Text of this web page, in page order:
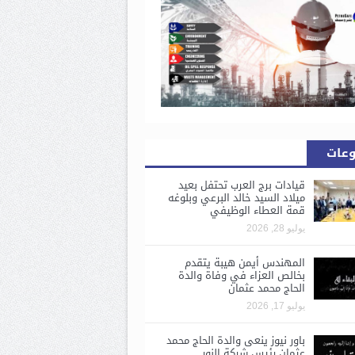
قيادات برج العرب تحتفل بعيد
ميلاد السيد خالد البرعي وبلوغه
قمة العطاء الوظيفي
يوليو 28, 2026
المهندس أيمن هيبة يتقدم
بخالص العزاء في وفاة والدة
الحاج محمد عثمان
يوليو 17, 2026
باور نيوز ينعى والدة الحاج محمد